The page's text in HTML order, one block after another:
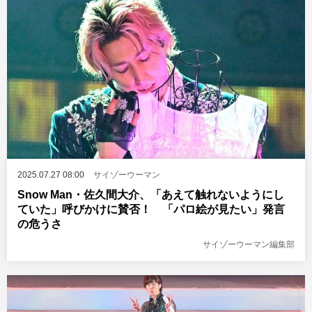
2025.07.27 08:00 サイゾーウーマン
Snow Man・佐久間大介、「あえて触れないようにし
ていた」呼びかけに賛否！ 「パロ絵が見たい」発言
の危うさ
サイゾーウーマン編集部